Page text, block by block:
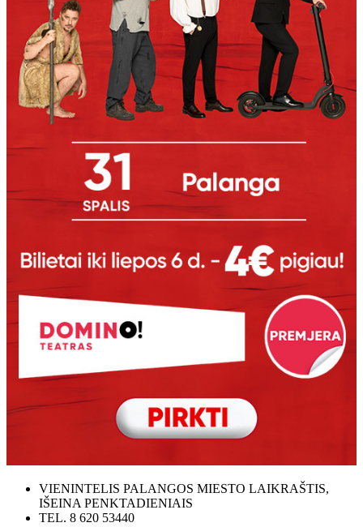
VIENINTELIS PALANGOS MIESTO LAIKRAŠTIS,
IŠEINA PENKTADIENIAIS
TEL. 8 620 53440